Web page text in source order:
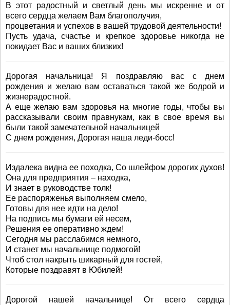
В этот радостный и светлый день мы искренне и от
всего сердца желаем Вам благополучия,
процветания и успехов в вашей трудовой деятельности!
Пусть удача, счастье и крепкое здоровье никогда не
покидает Вас и ваших близких!
Дорогая начальница! Я поздравляю вас с днем
рождения и желаю вам оставаться такой же бодрой и
жизнерадостной.
А еще желаю вам здоровья на многие годы, чтобы вы
рассказывали своим правнукам, как в свое время вы
были такой замечательной начальницей
С днем рождения, Дорогая наша леди-босс!
Издалека видна ее походка, Со шлейфом дорогих духов!
Она для предприятия – находка,
И знает в руководстве толк!
Ее распоряженья выполняем смело,
Готовы для нее идти на дело!
На подпись мы бумаги ей несем,
Решения ее оперативно ждем!
Сегодня мы расслабимся немного,
И станет мы начальнице подмогой!
Чтоб стол накрыть шикарный для гостей,
Которые поздравят в Юбилей!
Дорогой нашей начальнице! От всего сердца